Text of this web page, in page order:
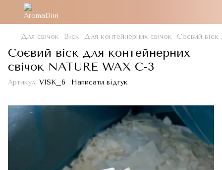
Для свічок Віск Для контейнерних свічок Соєвий віск
Соєвий віск для контейнерних
свічок NATURE WAX C-3
Артикул: VISK_6 Написати відгук